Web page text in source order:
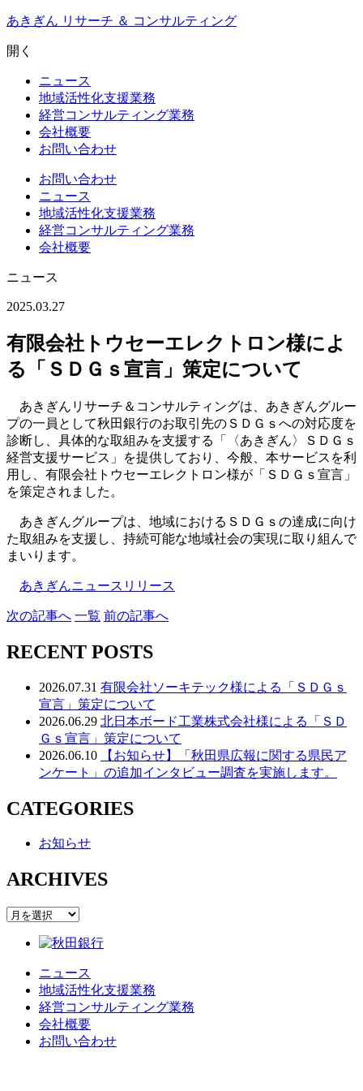
Skip
content
あきぎん リサーチ ＆ コンサルティング
開く
ニュース
地域活性化支援業務
経営コンサルティング業務
会社概要
お問い合わせ
お問い合わせ
ニュース
地域活性化支援業務
経営コンサルティング業務
会社概要
ニュース
2025.03.27
有限会社トウセーエレクトロン様によ
る「ＳＤＧｓ宣言」策定について
あきぎんリサーチ＆コンサルティングは、あきぎんグルー
プの一員として秋田銀行のお取引先のＳＤＧｓへの対応度を
診断し、具体的な取組みを支援する「〈あきぎん〉ＳＤＧｓ
経営支援サービス」を提供しており、今般、本サービスを利
用し、有限会社トウセーエレクトロン様が「ＳＤＧｓ宣言」
を策定されました。
あきぎんグループは、地域におけるＳＤＧｓの達成に向け
た取組みを支援し、持続可能な地域社会の実現に取り組んで
まいります。
あきぎんニュースリリース
次の記事へ 一覧 前の記事へ
RECENT POSTS
2026.07.31 有限会社ソーキテック様による「ＳＤＧｓ
宣言」策定について
2026.06.29 北日本ボード工業株式会社様による「ＳＤ
Ｇｓ宣言」策定について
2026.06.10
【お知らせ】「秋田県広報に関する県民ア
ンケート」の追加インタビュー調査を実施します。
CATEGORIES
お知らせ
ARCHIVES
ARCHIVES
ニュース
地域活性化支援業務
経営コンサルティング業務
会社概要
お問い合わせ